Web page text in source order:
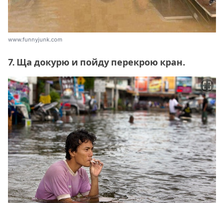
www.funnyjunk.com
7. Ща докурю и пойду перекрою кран.